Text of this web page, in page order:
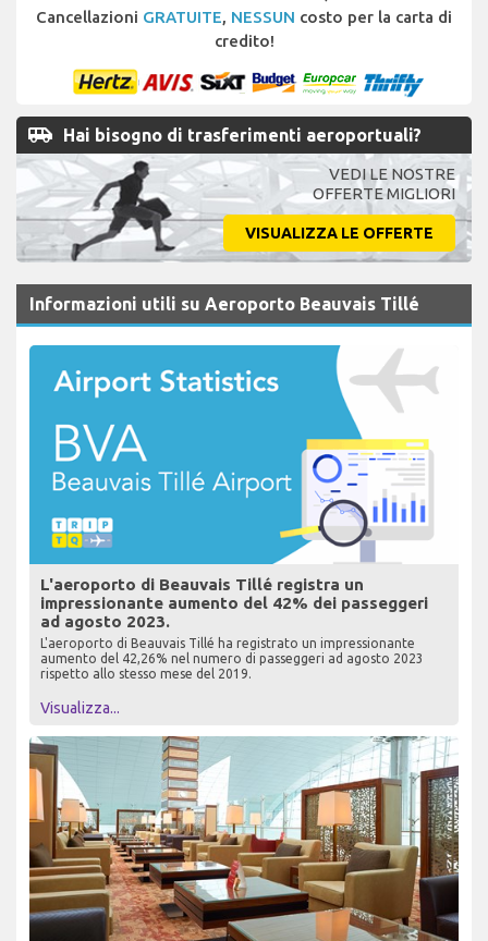
Cancellazioni GRATUITE, NESSUN costo per la carta di
credito!
airport_shuttle Hai bisogno di trasferimenti aeroportuali?
VEDI LE NOSTRE
OFFERTE MIGLIORI
VISUALIZZA LE OFFERTE
Informazioni utili su Aeroporto Beauvais Tillé
L'aeroporto di Beauvais Tillé registra un
impressionante aumento del 42% dei passeggeri
ad agosto 2023.
L'aeroporto di Beauvais Tillé ha registrato un impressionante
aumento del 42,26% nel numero di passeggeri ad agosto 2023
rispetto allo stesso mese del 2019.
Visualizza...